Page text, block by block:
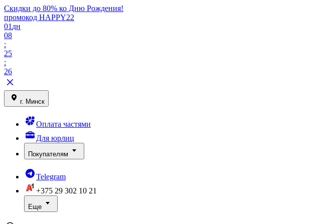
Скидки до 80% ко Дню Рождения!
промокод HAPPY22
01 дн
08
:
25
:
26
г. Минск
Оплата частями
Для юрлиц
Покупателям
Telegram
+375 29 302 10 21
Еще